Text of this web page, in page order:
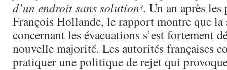
d’un endroit sans solution3. Un an après les
François Hollande, le rapport montre que
concernant les évacuations s’est fortement
nouvelle majorité. Les autorités françaises
pratiquer une politique de rejet qui